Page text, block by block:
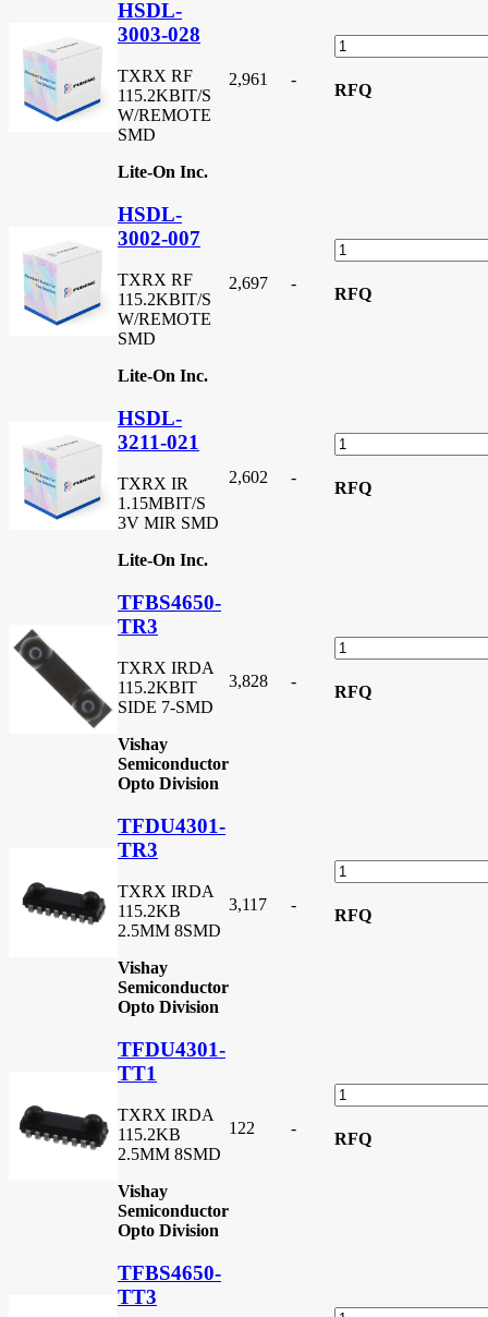
HSDL-
3003-028
TXRX RF
115.2KBIT/S
W/REMOTE
SMD
Lite-On Inc.
2,961 -
RFQ
HSDL-
3002-007
TXRX RF
115.2KBIT/S
W/REMOTE
SMD
Lite-On Inc.
2,697 -
RFQ
HSDL-
3211-021
TXRX IR
1.15MBIT/S
3V MIR SMD
Lite-On Inc.
2,602 -
RFQ
TFBS4650-
TR3
TXRX IRDA
115.2KBIT
SIDE 7-SMD
Vishay
Semiconductor
Opto Division
3,828 -
RFQ
TFDU4301-
TR3
TXRX IRDA
115.2KB
2.5MM 8SMD
Vishay
Semiconductor
Opto Division
3,117 -
RFQ
TFDU4301-
TT1
TXRX IRDA
115.2KB
2.5MM 8SMD
Vishay
Semiconductor
Opto Division
122 -
RFQ
TFBS4650-
TT3